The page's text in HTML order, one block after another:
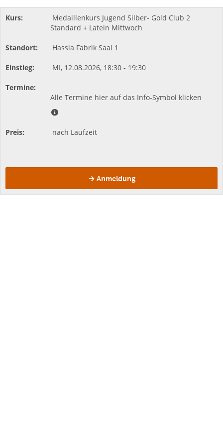
Medaillenkurs Jugend Silber- Gold Club 2
Standard + Latein Mittwoch
Hassia Fabrik Saal 1
MI, 12.08.2026, 18:30 - 19:30
Alle Termine hier auf das Info-Symbol klicken
nach Laufzeit
Anmeldung